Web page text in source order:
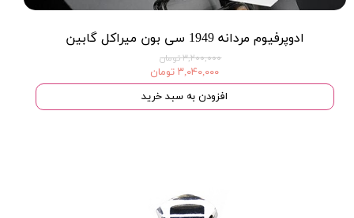
★★★
ادوپرفیوم مردانه 1949 سی بون میراکل گابین
۳,۲۰۰,۰۰۰ تومان
۳,۰۴۰,۰۰۰ تومان
افزودن به سبد خرید